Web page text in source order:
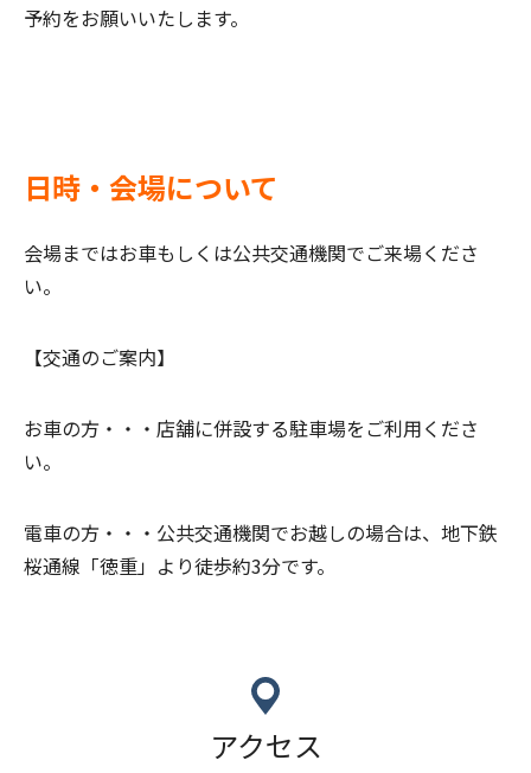
予約をお願いいたします。
日時・会場について
会場まではお車もしくは公共交通機関でご来場くださ
い。
【交通のご案内】
お車の方・・・ 店舗に併設する駐車場をご利用くださ
い。
電車の方・・・ 公共交通機関でお越しの場合は、地下鉄
桜通線「徳重」より徒歩約3分です。
アクセス